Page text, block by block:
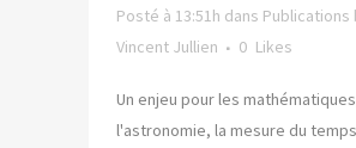
Posté à 13:51h dans Publications
Vincent Jullien
0 Likes
Un enjeu pour les
l'astronomie, la mesure du